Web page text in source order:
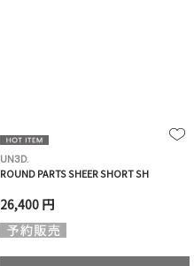
UN3D.
ROUND PARTS SHEER SHORT SH
26,400 円